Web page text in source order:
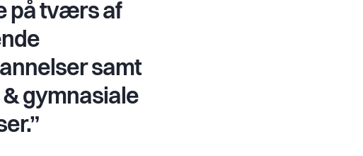
på tværs af
samt
gymnasiale